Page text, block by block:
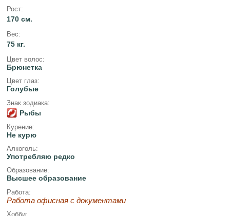
Рост:
170 см.
Вес:
75 кг.
Цвет волос:
Брюнетка
Цвет глаз:
Голубые
Знак зодиака:
Рыбы
Курение:
Не курю
Алкоголь:
Употребляю редко
Образование:
Высшее образование
Работа:
Работа офисная с документами
Хобби: